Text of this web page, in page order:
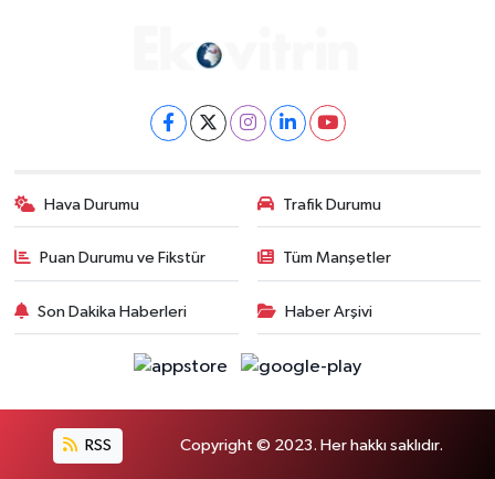
Hava Durumu Trafik Durumu
Puan Durumu ve Fikstür Tüm Manşetler
Son Dakika Haberleri Haber Arşivi
RSS Copyright © 2023. Her hakkı saklıdır.